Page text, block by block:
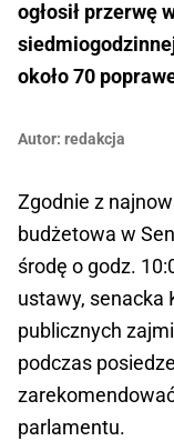
ogłosił przerwę
około 70
Autor: redakcja
Zgodnie z
budżetowa w
środę o godz.
ustawy, senacka
publicznych
podczas
parlamentu.